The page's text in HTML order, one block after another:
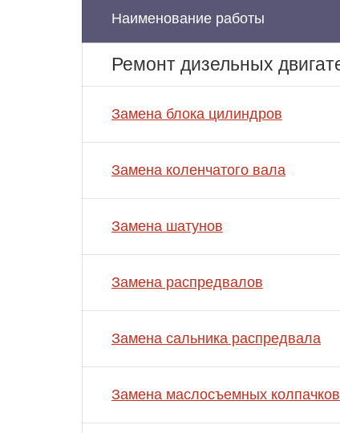
Наименование работы
Ремонт дизельных
Замена блока цилиндров
Замена коленчатого вала
Замена шатунов
Замена распредвалов
Замена сальника распредвала
Замена маслосъемных колпачков